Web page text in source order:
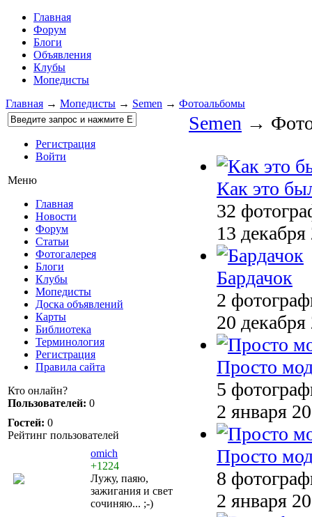
Главная
Форум
Блоги
Объявления
Клубы
Мопедисты
Главная → Мопедисты → Semen → Фотоальбомы
Регистрация
Войти
Меню
Главная
Новости
Форум
Статьи
Фотогалерея
Блоги
Клубы
Мопедисты
Доска объявлений
Карты
Библиотека
Терминология
Регистрация
Правила сайта
Кто онлайн?
Пользователей: 0
Гостей: 0
Рейтинг пользователей
omich
+1224
Лужу, паяю,
зажигания и свет
сочиняю... ;-)
Semen →
Как это
32
13 декабря
Бардачок
2
20 декабря
Просто
5
2 января
Просто
8
2 января